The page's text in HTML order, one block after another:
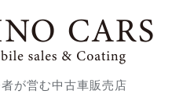
が営む中古車販売店